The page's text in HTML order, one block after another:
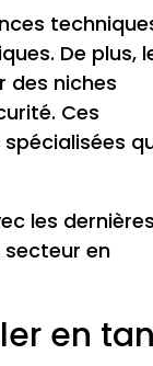
De plus,
des niches
Ces
les dernières
en
en